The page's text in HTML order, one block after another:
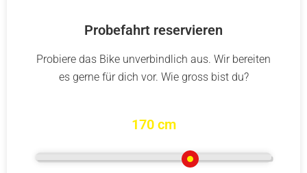
Probefahrt reservieren
Probiere das Bike unverbindlich aus. Wir bereiten
es gerne für dich vor. Wie gross bist du?
170 cm